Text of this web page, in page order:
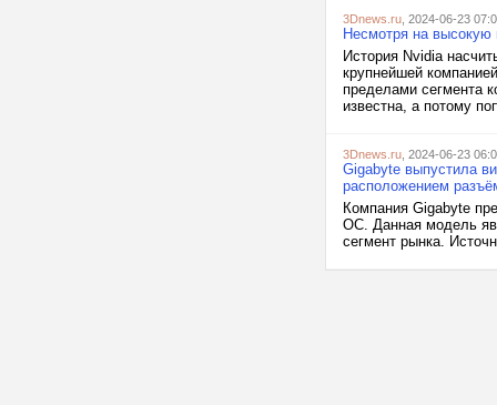
3Dnews.ru , 2024-06-23
Несмотря на высокую
История Nvidia
крупнейшей
пределами сегмента
известна, а потому
3Dnews.ru , 2024-06-23
Gigabyte выпустила
расположением
Компания Gigabyte
OC. Данная модель
сегмент рынка.